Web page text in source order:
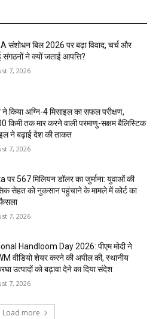
संशोधन बिल 2026 पर बढ़ा विवाद, चर्च और
संगठनों ने क्यों जताई आपत्ति?
7, 2026
ने किया अग्नि-4 मिसाइल का सफल परीक्षण,
किमी तक मार करने वाली परमाणु-सक्षम बैलिस्टिक
ने बढ़ाई देश की ताकत
7, 2026
पर 567 मिलियन डॉलर का जुर्माना: युवाओं की
सेहत को नुकसान पहुंचाने के मामले में कोर्ट का
7, 2026
Handloom Day 2026: पीएम मोदी ने
वीडियो शेयर करने की अपील की, स्थानीय
उत्पादों को बढ़ावा देने का दिया संदेश
7, 2026
Load more